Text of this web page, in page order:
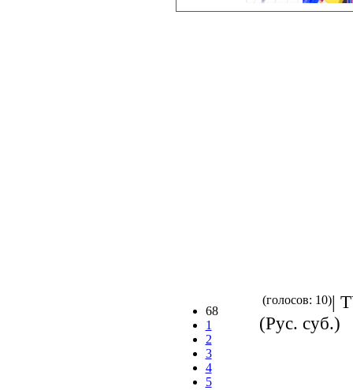
68
1
2
3
4
5
(голосов: 10)|
(Рус. суб.)